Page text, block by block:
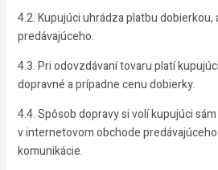
4.2. Kupujúci uhrádza platbu
predávajúceho.
4.3. Pri odovzdávaní tovaru platí
dopravné a prípadne cenu dobierky.
4.4. Spôsob dopravy si volí kupujúci
v internetovom obchode
komunikácie.